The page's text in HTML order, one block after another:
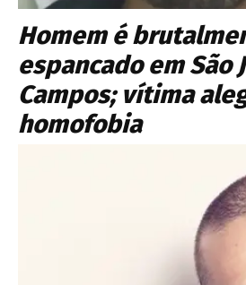
Homem é
espancado em São
Campos; vítima
homofobia